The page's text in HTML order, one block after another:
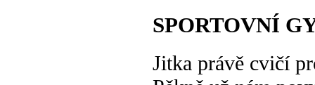
SPORTOVNÍ
Jitka právě cvičí